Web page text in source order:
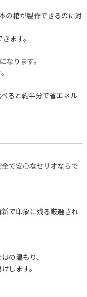
の棺が製作できるのに対
ます。
ります。
ると約半分で省エネル
で安心なセリオならで
で印象に残る厳選され
の温もり、
します。